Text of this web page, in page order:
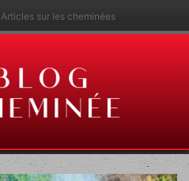
Articles sur les cheminées